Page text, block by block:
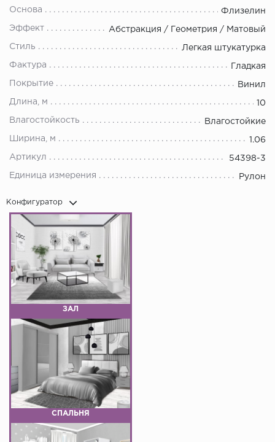
Основа Флизелин
Эффект Абстракция / Геометрия / Матовый
Стиль Легкая штукатурка
Фактура Гладкая
Покрытие Винил
Длина, м 10
Влагостойкость Влагостойкие
Ширина, м 1.06
Артикул 54398-3
Единица измерения Рулон
Конфигуратор
ЗАЛ
СПАЛЬНЯ